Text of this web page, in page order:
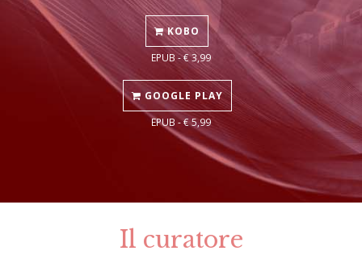
KOBO
EPUB - € 3,99
GOOGLE PLAY
EPUB - € 5,99
Il curatore